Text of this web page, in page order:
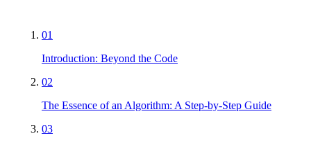
01
Introduction: Beyond the Code
02
The Essence of an Algorithm: A Step-by-Step Guide
03